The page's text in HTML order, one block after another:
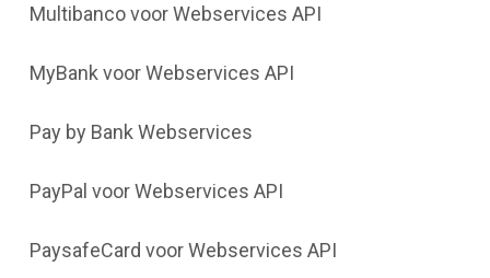
Multibanco voor Webservices API
MyBank voor Webservices API
Pay by Bank Webservices
PayPal voor Webservices API
PaysafeCard voor Webservices API